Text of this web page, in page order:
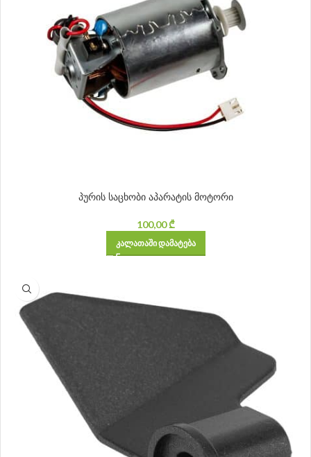
პურის საცხობი აპარატის მოტორი
100,00₾
ᲙᲐᲚᲐᲗᲐᲨᲘ ᲓᲐᲛᲐᲢᲔᲑᲐ